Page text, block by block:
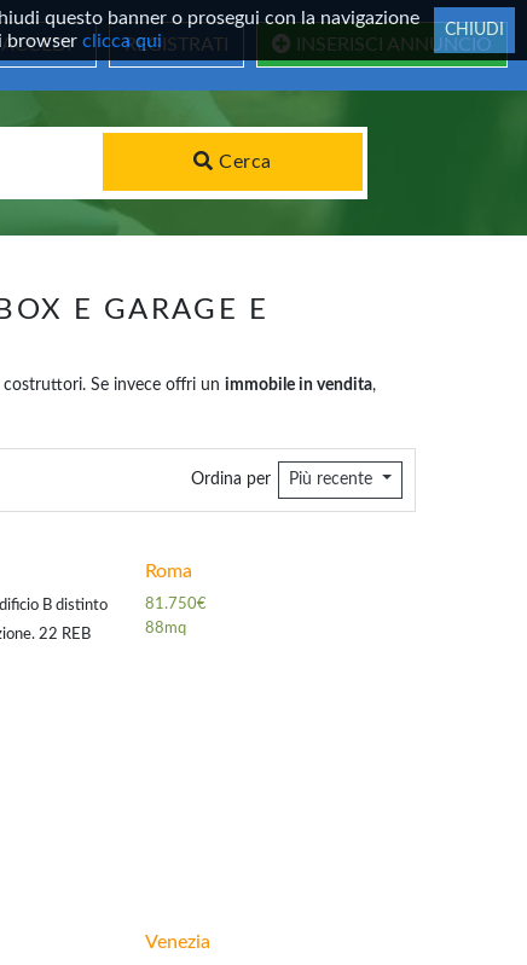
questo banner o prosegui con la navigazione
browser clicca qui
CHIUDI
ACCEDI REGISTRATI INSERISCI ANNUNCIO
Cerca
E GARAGE E
Se invece offri un immobile in vendita,
Ordina per Più recente
B distinto
22 REB
Roma
81.750€
88mq
Venezia